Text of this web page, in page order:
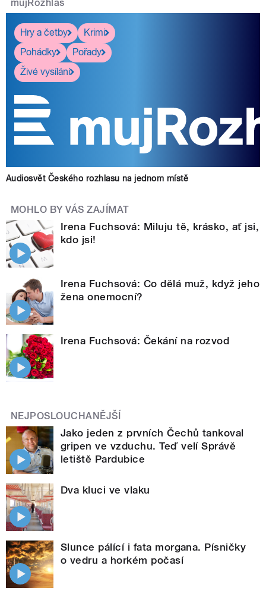
mujRozhlas
Hry a četby
Krimi
Pohádky
Pořady
Živé vysílání
Audiosvět Českého rozhlasu na jednom místě
MOHLO BY VÁS ZAJÍMAT
Irena Fuchsová: Miluju tě, krásko, ať jsi,
kdo jsi!
Irena Fuchsová: Co dělá muž, když jeho
žena onemocní?
Irena Fuchsová: Čekání na rozvod
NEJPOSLOUCHANĚJŠÍ
Jako jeden z prvních Čechů tankoval
gripen ve vzduchu. Teď velí Správě
letiště Pardubice
Dva kluci ve vlaku
Slunce pálící i fata morgana. Písničky
o vedru a horkém počasí